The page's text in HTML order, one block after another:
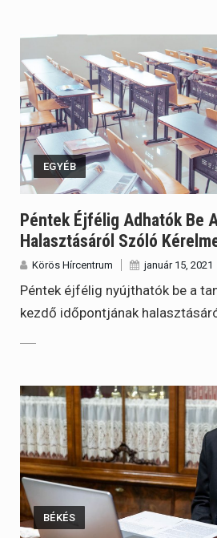
EGYÉB
Péntek Éjfélig Adhatók Be
Halasztásáról Szóló
Körös Hírcentrum január 15, 2021
Péntek éjfélig nyújthatók be a
kezdő időpontjának
BÉKÉS